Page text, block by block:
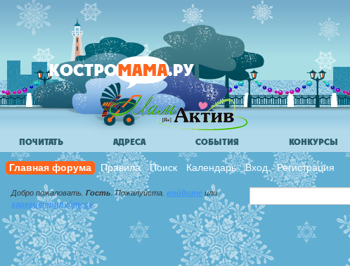
ПОЧИТАТЬ АДРЕСА СОБЫТИЯ КОНКУРСЫ
Главная форума Правила Поиск Календарь Вход Регистрация
Добро пожаловать,Гость. Пожалуйста, войдите или
зарегистрируйтесь.